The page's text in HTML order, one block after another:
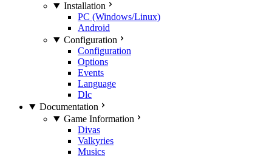
Installation
PC (Windows/Linux)
Android
Configuration
Configuration
Options
Events
Language
Dlc
Documentation
Game Information
Divas
Valkyries
Musics